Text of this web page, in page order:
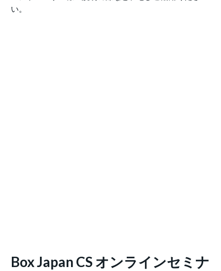
い。
Box Japan CS オンラインセミナ